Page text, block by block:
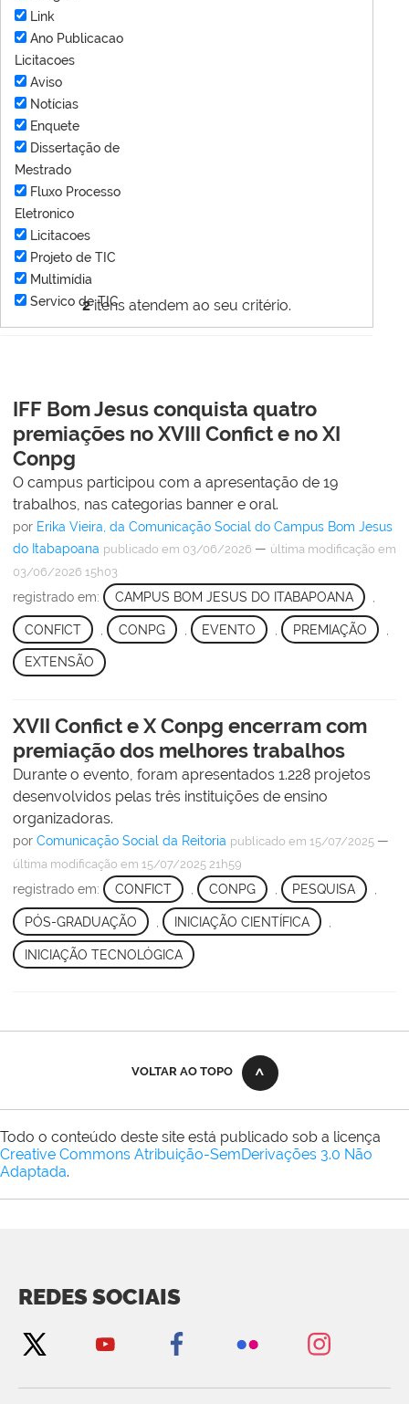
2itens atendem ao seu critério.
Link
Ano Publicacao
Licitacoes
Aviso
Notícias
Enquete
Dissertação de
Mestrado
Fluxo Processo
Eletronico
Licitacoes
Projeto de TIC
Multimídia
Servico de TIC
IFF Bom Jesus conquista quatro
premiações no XVIII Confict e no XI
Conpg
O campus participou com a apresentação de 19
trabalhos, nas categorias banner e oral.
por Erika Vieira, da Comunicação Social do Campus Bom Jesus
do Itabapoana publicado em 03/06/2026 — última modificação em
03/06/2026 15h03
registrado em: CAMPUS BOM JESUS DO ITABAPOANA
CONFICT CONPG EVENTO , PREMIAÇÃO
EXTENSÃO
XVII Confict e X Conpg encerram com
premiação dos melhores trabalhos
Durante o evento, foram apresentados 1.228 projetos
desenvolvidos pelas três instituições de ensino
organizadoras.
por Comunicação Social da Reitoria publicado em 15/07/2025 —
última modificação em 15/07/2025 21h59
registrado em: CONFICT CONPG PESQUISA
PÓS-GRADUAÇÃO INICIAÇÃO CIENTÍFICA
INICIAÇÃO TECNOLÓGICA
VOLTAR AO TOPO
Todo o conteúdo deste site está publicado sob a licença
Creative Commons Atribuição-SemDerivações 3.0 Não
Adaptada.
REDES SOCIAIS